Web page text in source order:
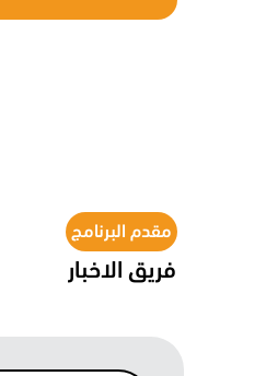
مقدم البرنامج
فريق الاخبار